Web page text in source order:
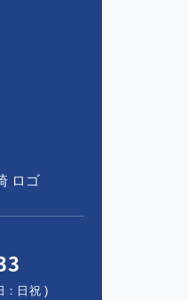
：日祝 )